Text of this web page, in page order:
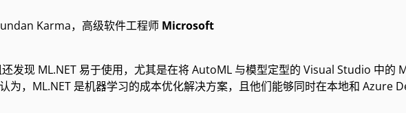
Karma，高级软件工程师 Microsoft
发现 ML.NET 易于使用，尤其是在将 AutoML 与模型定型的 Visual Studio 中的
为，ML.NET 是机器学习的成本优化解决方案，且他们能够同时在本地和 Azure